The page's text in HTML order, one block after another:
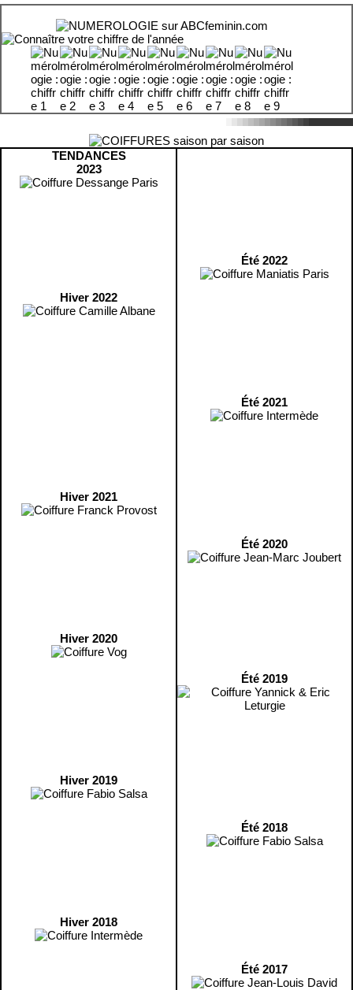
TENDANCES
2023
Hiver 2022
Hiver 2021
Hiver 2020
Hiver 2019
Hiver 2018
Été 2022
Été 2021
Été 2020
Été 2019
Été 2018
Été 2017